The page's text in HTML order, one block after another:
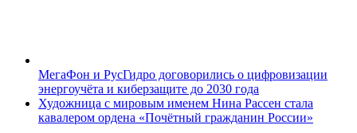
МегаФон и РусГидро договорились о цифровизации
энергоучёта и киберзащите до 2030 года
Художница с мировым именем Нина Рассен стала
кавалером ордена «Почётный гражданин России»